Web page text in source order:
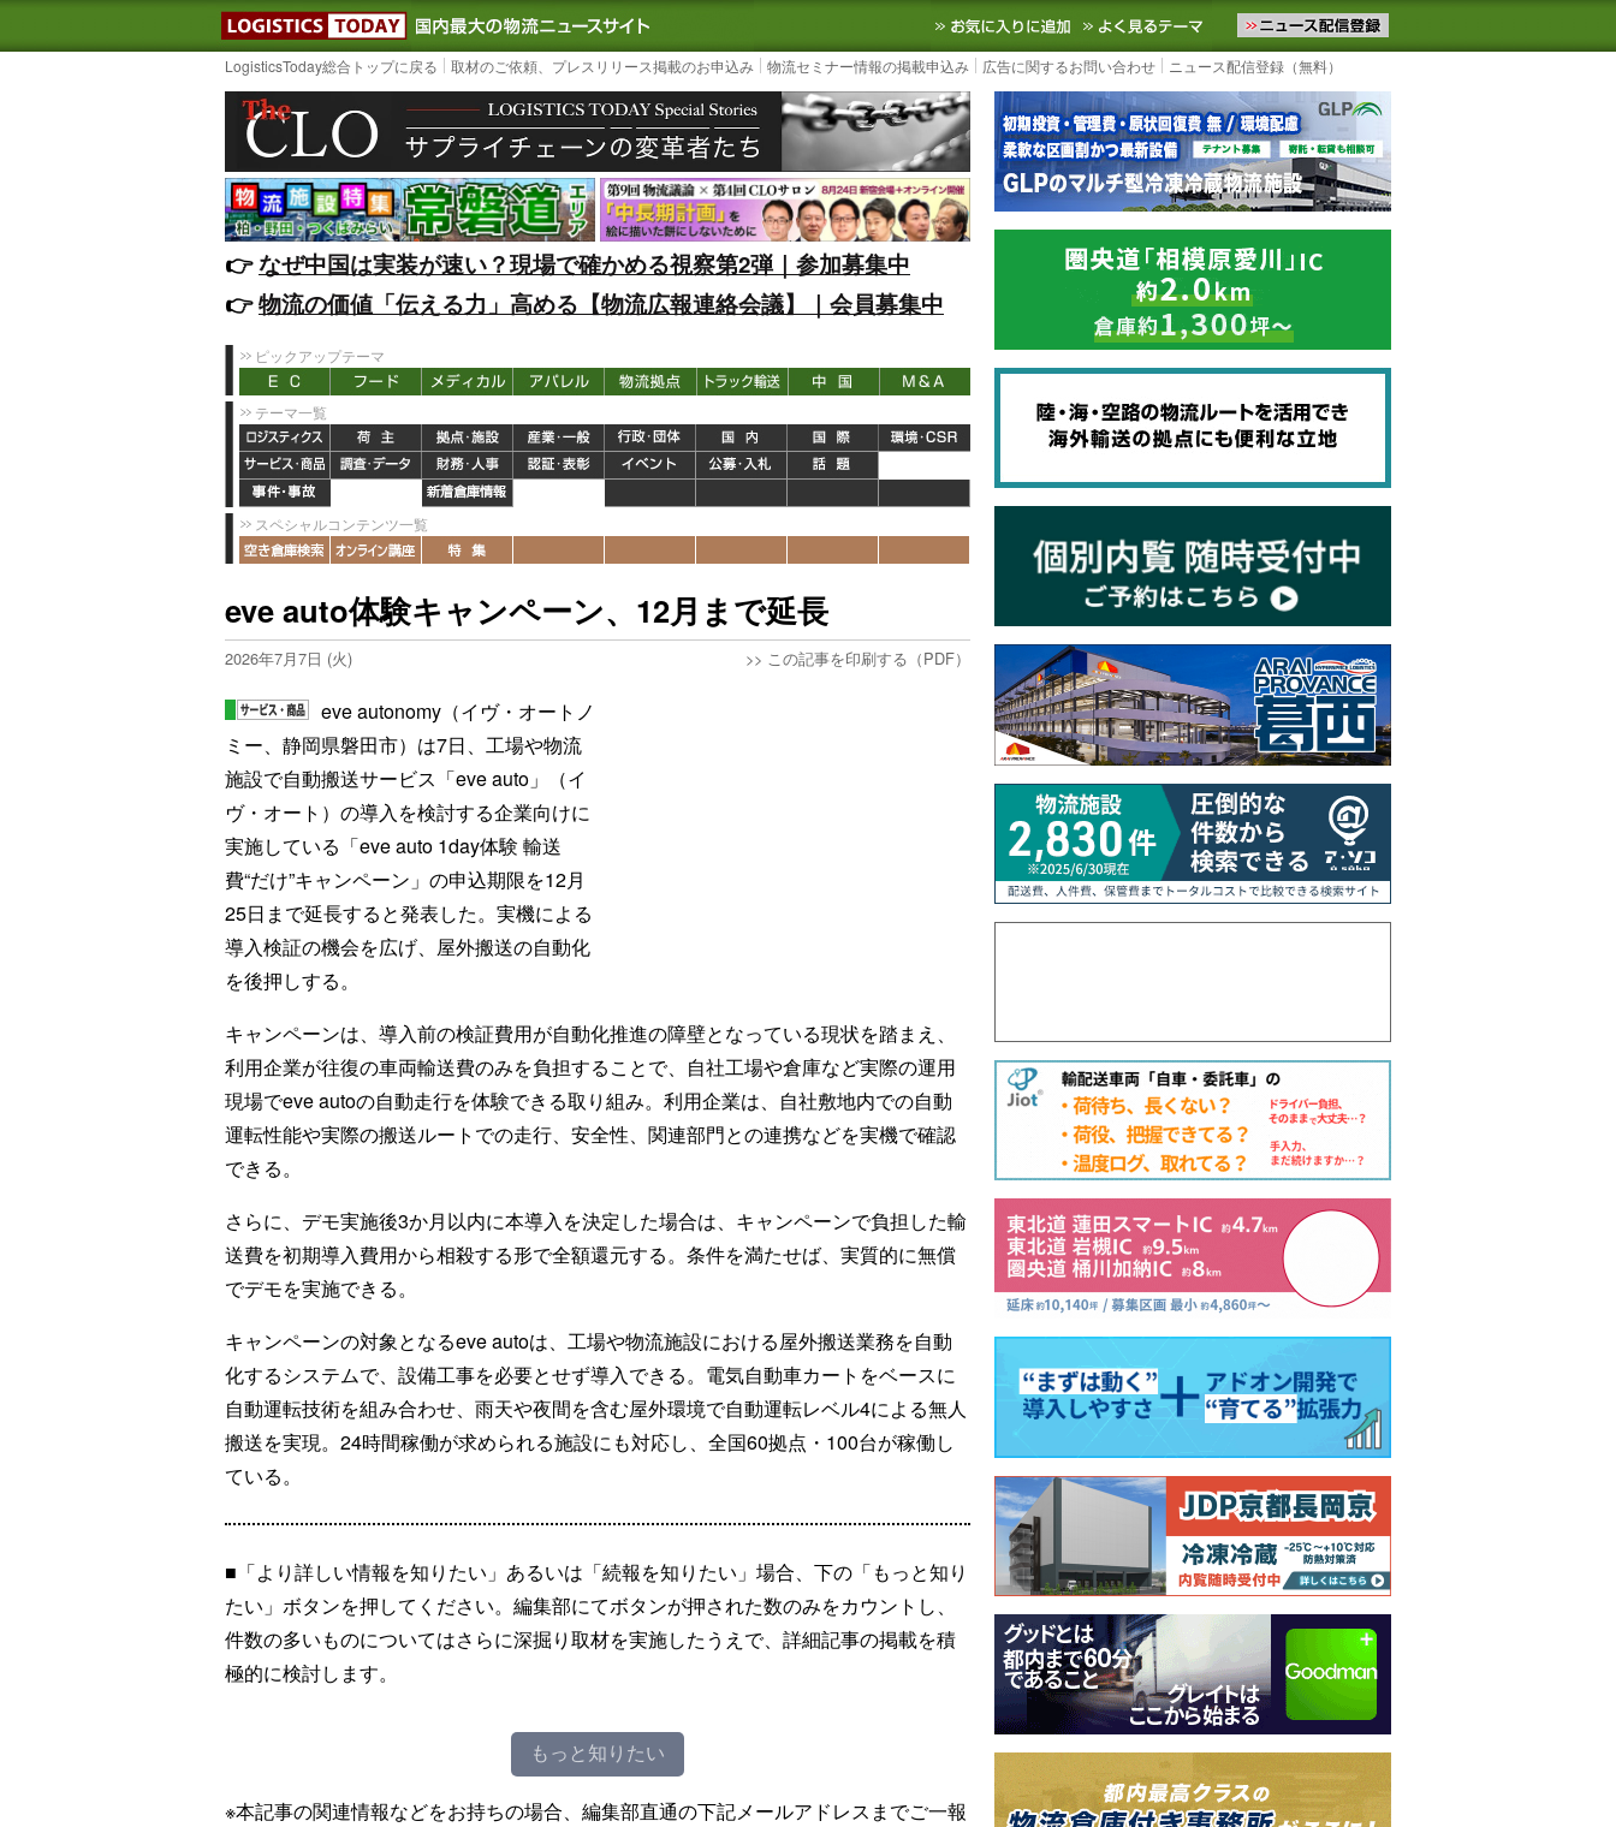
LOGISTICS TODAY｜国内最大の物流ニュースサイト3PL, SCMなど国内外の最新の物流ニュースをお届けします。物流ニュースメール配信を登録す
お気に入りに追加 よく見るテーマ
LogisticsToday総合トップに戻る 取材のご依頼、プレスリリース掲載のお申込み 物流セミナー情報の掲載申込み 広告に関するお問い合わせ ニュース配信登録（無料）
👉️なぜ中国は実装が速い？現場で確かめる視察第2弾｜参加募集中
👉️物流の価値「伝える力」高める【物流広報連絡会議】｜会員募集中
ピックアップテーマ
テーマ一覧
スペシャルコンテンツ一覧
eve auto体験キャンペーン、12月まで延長
2026年7月7日 (火) >> この記事を印刷する（PDF）
eve autonomy（イヴ・オートノ
ミー、静岡県磐田市）は7日、工場や物流
施設で自動搬送サービス「eve auto」（イ
ヴ・オート）の導入を検討する企業向けに
実施している「eve auto 1day体験 輸送
費“だけ”キャンペーン」の申込期限を12月
25日まで延長すると発表した。実機による
導入検証の機会を広げ、屋外搬送の自動化
を後押しする。
キャンペーンは、導入前の検証費用が自動化推進の障壁となっている現状を踏まえ、
利用企業が往復の車両輸送費のみを負担することで、自社工場や倉庫など実際の運用
現場でeve autoの自動走行を体験できる取り組み。利用企業は、自社敷地内での自動
運転性能や実際の搬送ルートでの走行、安全性、関連部門との連携などを実機で確認
できる。
さらに、デモ実施後3か月以内に本導入を決定した場合は、キャンペーンで負担した輸
送費を初期導入費用から相殺する形で全額還元する。条件を満たせば、実質的に無償
でデモを実施できる。
キャンペーンの対象となるeve autoは、工場や物流施設における屋外搬送業務を自動
化するシステムで、設備工事を必要とせず導入できる。電気自動車カートをベースに
自動運転技術を組み合わせ、雨天や夜間を含む屋外環境で自動運転レベル4による無人
搬送を実現。24時間稼働が求められる施設にも対応し、全国60拠点・100台が稼働し
ている。
■「より詳しい情報を知りたい」あるいは「続報を知りたい」場合、下の「もっと知り
たい」ボタンを押してください。編集部にてボタンが押された数のみをカウントし、
件数の多いものについてはさらに深掘り取材を実施したうえで、詳細記事の掲載を積
極的に検討します。
もっと知りたい
※本記事の関連情報などをお持ちの場合、編集部直通の下記メールアドレスまでご一報